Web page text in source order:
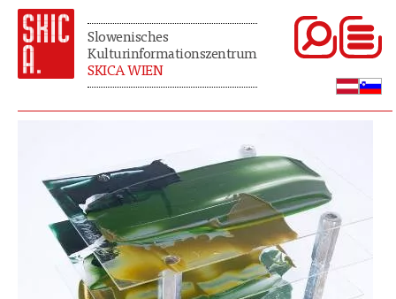
Slowenisches
Kulturinformationszentrum
SKICA WIEN